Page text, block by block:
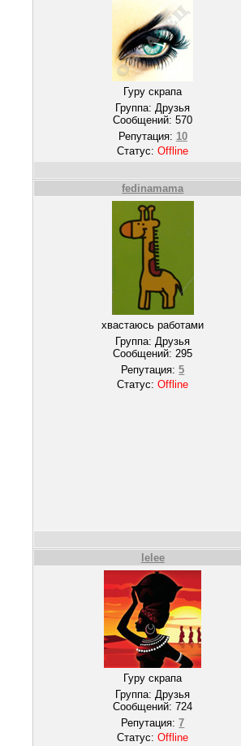
Гуру скрапа
Группа: Друзья
Сообщений:570
Репутация: 10
Статус:Offline
fedinamama
хвастаюсь работами
Группа: Друзья
Сообщений:295
Репутация:5
Статус:Offline
lelee
Гуру скрапа
Группа: Друзья
Сообщений:724
Репутация:7
Статус:Offline